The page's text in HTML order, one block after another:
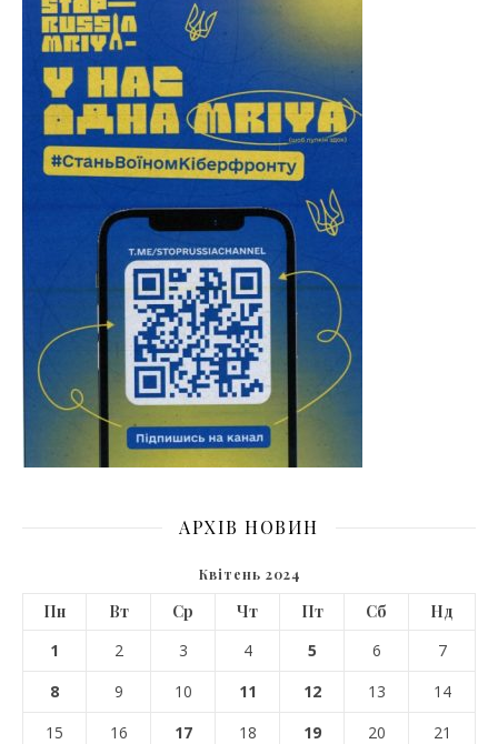
АРХІВ НОВИН
Квітень 2024
Пн Вт Ср Чт Пт Сб
Нд
1
2 3 4 5 6
7
8
9 10 11 12 13
14
15
16 17 18 19 20
21